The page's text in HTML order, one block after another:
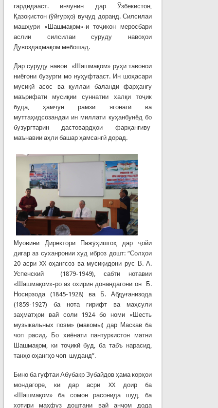
гардидааст. инчунин дар Ўзбекистон,
Қазоқистон (ўйғурҳо) вуҷуд доранд. Силсилаи
машҳури «Шашмақом»-и тоҷикон меросбари
аслии силсилаи суруду навоҳои
Дувоздаҳмақом мебошад.
Дар суруду навои «Шашмақом» руҳи тавонои
ниёгони бузурги мо нуҳуфтааст. Ин шоҳасари
мусиқӣ асос ва қуллаи баланди фарҳангу
маърифати мусиқии суннатии халқи тоҷик
буда, ҳамчун рамзи ягонагӣ ва
муттаҳидсозандаи ин миллати куҳанбунёд бо
бузургтарин дастовардҳои фарҳангиву
маънавии аҳли башар ҳамсангӣ дорад.
Муовини Директори Пажӯҳишгоҳ дар ҷойи
дигар аз суханронии худ иброз дошт: “Солҳои
20 асри XX оҳангсоз ва мусиқидони рус В. А.
Успенский (1879-1949), сабти нотавии
«Шашмақом»-ро аз охирин донандагони он Б.
Носирзода (1845-1928) ва Б. Абдуғанизода
(1859-1927) ба нота гирифт ва маҳсули
заҳматҳои вай соли 1924 бо номи «Шесть
музыкальных поэм» (макомы) дар Маскав ба
чоп расид. Бо хиёнати пантуркистон матни
Шашмақом, ки тоҷикӣ буд, ба табъ нарасид,
танҳо оҳангҳо чоп шуданд”.
Бино ба гуфтаи Абубакр Зубайдов ҳама корҳои
мондагоре, ки дар асри XX доир ба
«Шашмақом» ба сомон расонида шуд, ба
хотири маҳфуз доштани вай анҷом дода